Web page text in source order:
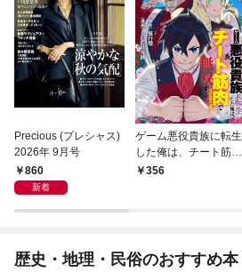
Precious (プレシャス)
2026年 9月号
860
新着
ゲーム悪役貴族に転生
した俺は、チート筋肉
で無双する【単話】
356
歴史・地理・民俗のおすすめ本